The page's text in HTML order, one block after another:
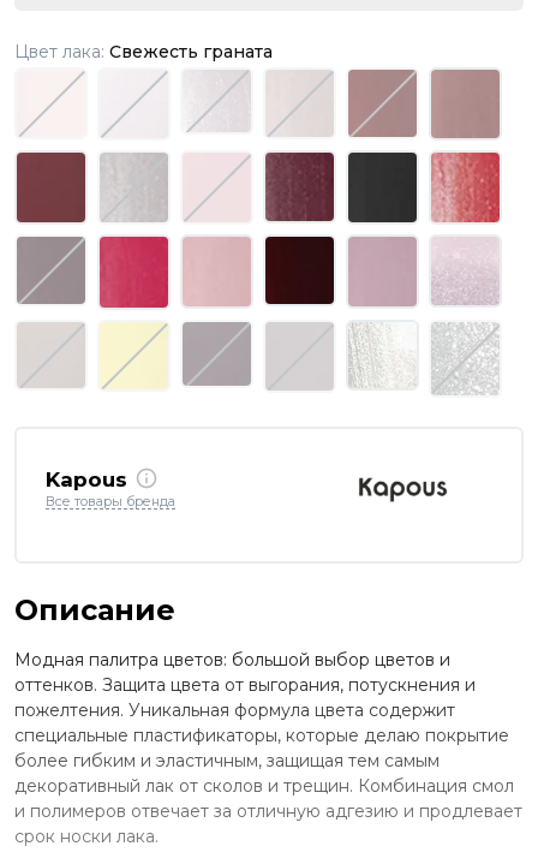
Цвет лака: Свежесть граната
Kapous
Все товары бренда
Описание
Модная палитра цветов: большой выбор цветов и
оттенков. Защита цвета от выгорания, потускнения и
пожелтения. Уникальная формула цвета содержит
специальные пластификаторы, которые делаю покрытие
более гибким и эластичным, защищая тем самым
декоративный лак от сколов и трещин. Комбинация смол
и полимеров отвечает за отличную адгезию и продлевает
срок носки лака.